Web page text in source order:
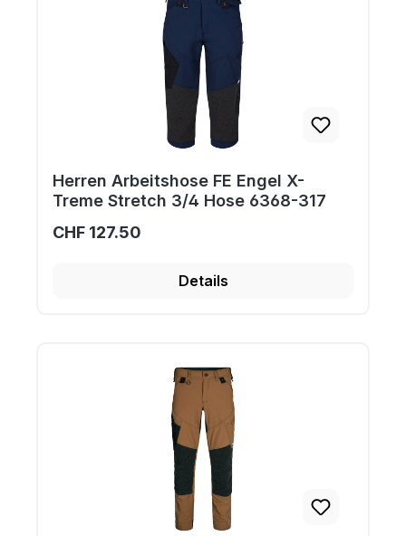
Herren Arbeitshose FE Engel X-
Treme Stretch 3/4 Hose 6368-317
CHF 127.50
Details